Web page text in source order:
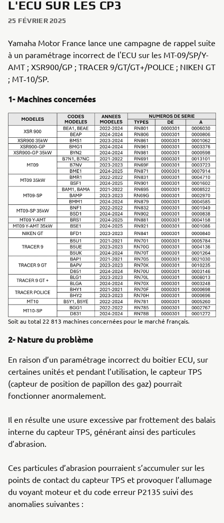
L'ECU SUR LES CP3
25 FÉVRIER 2025
Yamaha Motor France lance une campagne de rappel suite
à un paramétrage incorrect de l'ECU sur les MT-09/SP/Y-
AMT ; XSR900/GP ; TRACER 9/GT/GT+/POLICE ; NIKEN GT
; MT‑10/SP.
1- Machines concernées
Soit au total 22 813 machines concernées pour le marché français.
2- Nature du problème
En raison d’un paramétrage incorrect du boitier ECU, sur
certaines unités et pendant l’utilisation, le capteur TPS
(capteur de position de papillon des gaz) pourrait
fonctionner anormalement.
Il en résulte une usure excessive par frottement des balais
interne du capteur TPS, générant ainsi des particules
d’abrasion.
Ces particules d’abrasion pourraient s’accumuler sur les
points de contact du capteur TPS et provoquer l’allumage
du voyant moteur et du code erreur P2135 suivi des
anomalies suivantes :